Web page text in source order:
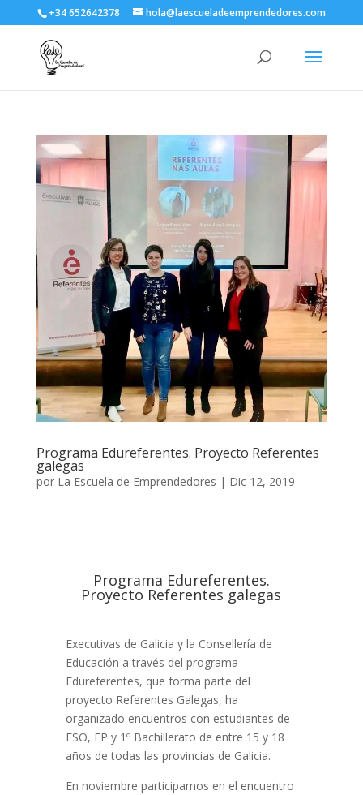
+34 652642378 hola@laescueladeemprendedores.com
Programa Edureferentes. Proyecto Referentes
galegas
por La Escuela de Emprendedores | Dic 12, 2019
Programa Edureferentes.
Proyecto Referentes galegas
Executivas de Galicia y la Consellería de
Educación a través del programa
Edureferentes, que forma parte del
proyecto Referentes Galegas, ha
organizado encuentros con estudiantes de
ESO, FP y 1º Bachillerato de entre 15 y 18
años de todas las provincias de Galicia.
En noviembre participamos en el encuentro